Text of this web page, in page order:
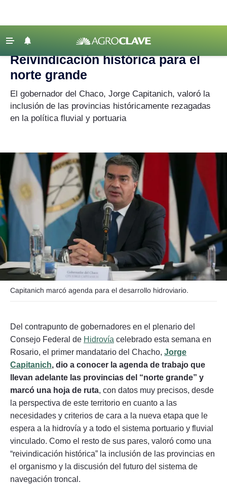
Agricultura
Lechería
Tecnología
Agenda
Regionales
Agronegocios
Mercados
Seguinos
‹ VOLVER
Agroclave Jorge Capitanich
Reivindicación histórica para el
norte grande
El gobernador del Chaco, Jorge Capitanich, valoró la
inclusión de las provincias históricamente rezagadas
en la política fluvial y portuaria
Capitanich marcó agenda para el desarrollo hidroviario.
Del contrapunto de gobernadores en el plenario del
Consejo Federal de Hidrovía celebrado esta semana en
Rosario, el primer mandatario del Chacho, Jorge
Capitanich, dio a conocer la agenda de trabajo que
llevan adelante las provincias del “norte grande” y
marcó una hoja de ruta, con datos muy precisos, desde
la perspectiva de este territorio en cuanto a las
necesidades y criterios de cara a la nueva etapa que le
espera a la hidrovía y a todo el sistema portuario y fluvial
vinculado. Como el resto de sus pares, valoró como una
“reivindicación histórica” la inclusión de las provincias en
el organismo y la discusión del futuro del sistema de
navegación troncal.